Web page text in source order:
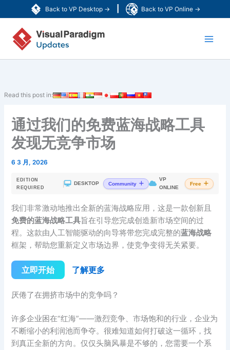
Back to VP Desktop → Back to VP Online →
至
Read this post in:
通过我们的免费蓝海战略工具
发现无竞争市场
6 3 月, 2026
EDITION
REQUIRED
| DESKTOP Community
VP
ONLINE
Free
我们非常激动地推出全新的蓝海战略应用，这是一款创新且
免费的蓝海战略工具旨在引导您完成创造新市场空间的过
程。这款由人工智能驱动的向导将带您完成完整的蓝海战略
框架，帮助您重新定义市场边界，使竞争变得无关紧要。
立即开始 了解更多
厌倦了在拥挤市场中的竞争吗？
许多企业困在“红海”——激烈竞争、市场饱和的行业，企业为
不断缩小的利润池而争夺。很难知道如何打破这一循环，找
到真正全新的方向。仅仅头脑风暴是不够的，您需要一个系